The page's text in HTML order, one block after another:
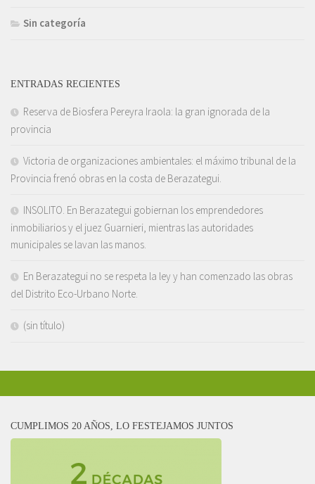
Sin categoría
ENTRADAS RECIENTES
Reserva de Biosfera Pereyra Iraola: la gran ignorada de la
provincia
Victoria de organizaciones ambientales: el máximo tribunal de la
Provincia frenó obras en la costa de Berazategui.
INSOLITO. En Berazategui gobiernan los emprendedores
inmobiliarios y el juez Guarnieri, mientras las autoridades
municipales se lavan las manos.
En Berazategui no se respeta la ley y han comenzado las obras
del Distrito Eco-Urbano Norte.
(sin título)
CUMPLIMOS 20 AÑOS, LO FESTEJAMOS JUNTOS